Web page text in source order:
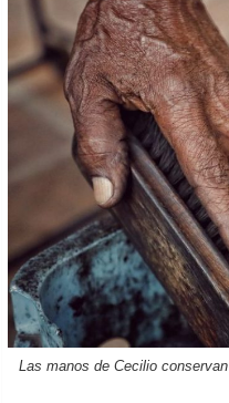
Las manos de Cecilio